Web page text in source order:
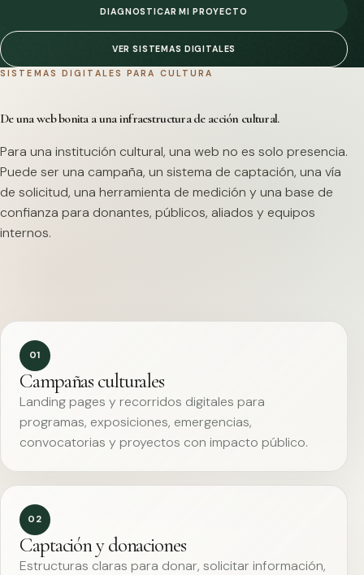
DIAGNOSTICAR MI PROYECTO
VER SISTEMAS DIGITALES
SISTEMAS DIGITALES PARA CULTURA
De una web bonita a una infraestructura de acción cultural.
Para una institución cultural, una web no es solo presencia.
Puede ser una campaña, un sistema de captación, una vía
de solicitud, una herramienta de medición y una base de
confianza para donantes, públicos, aliados y equipos
internos.
01
Campañas culturales
Landing pages y recorridos digitales para
programas, exposiciones, emergencias,
convocatorias y proyectos con impacto público.
02
Captación y donaciones
Estructuras claras para donar, solicitar información,